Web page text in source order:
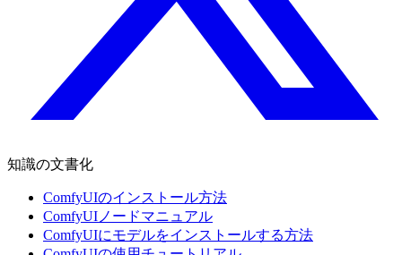
知識の文書化
ComfyUIのインストール方法
ComfyUIノードマニュアル
ComfyUIにモデルをインストールする方法